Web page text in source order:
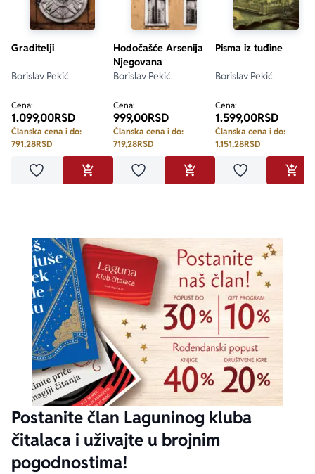
Graditelji
Borislav Pekić
Cena:
1.099,00RSD
Članska cena i do:
791,28RSD
Dodaj u omiljeneDODAJ U KORPU
Hodočašće Arsenija
Njegovana
Borislav Pekić
Cena:
999,00RSD
Članska cena i do:
719,28RSD
Dodaj u omiljeneDODAJ U KORPU
Pisma iz tuđine
Borislav Pekić
Cena:
1.599,00RSD
Članska cena i do:
1.151,28RSD
Dodaj u
Postanite član Laguninog kluba
čitalaca i uživajte u brojnim
pogodnostima!